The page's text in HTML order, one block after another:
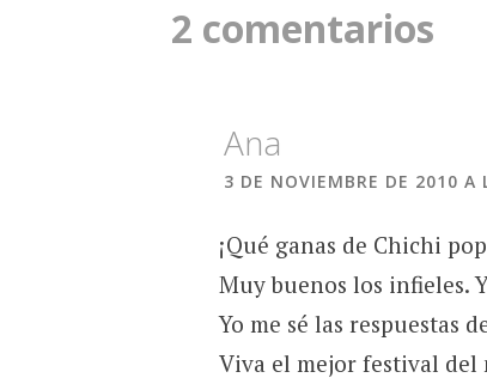
2 comentarios
Ana
3 DE NOVIEMBRE DE 2010 A
¡Qué ganas de Chichi
Muy buenos los infieles.
Yo me sé las respuestas
Viva el mejor festival